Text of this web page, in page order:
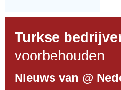
Turkse
voorbehouden
Nieuws van @